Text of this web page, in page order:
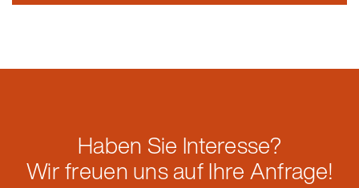
Haben Sie Interesse?
Wir freuen uns auf Ihre Anfrage!